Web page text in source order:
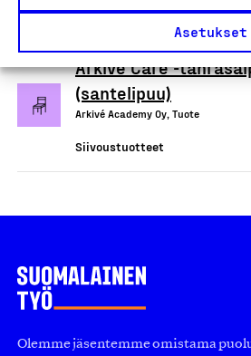
Asetukset
Siivoustuotteet
Arkivé Care -
(santelipuu)
Arkivé Academy Oy, Tuote
Siivoustuotteet
Olemme jäsentemme omistama